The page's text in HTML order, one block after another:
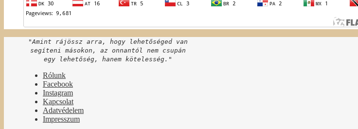
"Amint rájössz arra, hogy lehetőséged van
segíteni másokon, az onnantól nem csupán
egy lehetőség, hanem kötelesség."
Rólunk
Facebook
Instagram
Kapcsolat
Adatvédelem
Impresszum